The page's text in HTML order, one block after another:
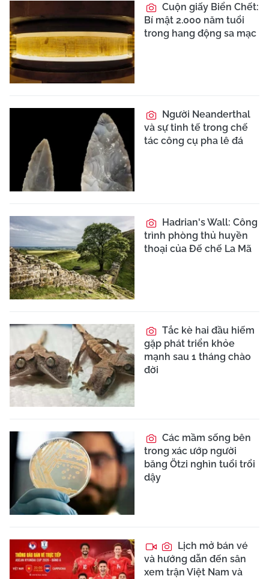
Cuộn giấy Biển Chết:
Bí mật 2.000 năm tuổi
trong hang động sa mạc
Người Neanderthal
và sự tinh tế trong chế
tác công cụ pha lê đá
Hadrian's Wall: Công
trình phòng thủ huyền
thoại của Đế chế La Mã
Tắc kè hai đầu hiếm
gặp phát triển khỏe
mạnh sau 1 tháng chào
đời
Các mầm sống bên
trong xác ướp người
băng Ötzi nghìn tuổi trổi
dậy
Lịch mở bán vé
và hướng dẫn đến sân
xem trận Việt Nam và